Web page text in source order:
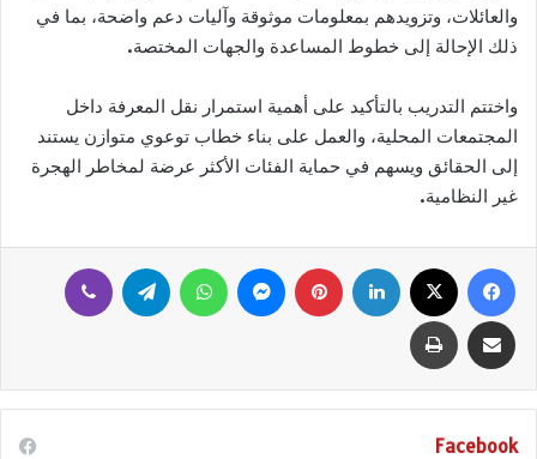
والعائلات، وتزويدهم بمعلومات موثوقة وآليات دعم واضحة، بما في
ذلك الإحالة إلى خطوط المساعدة والجهات المختصة.
واختتم التدريب بالتأكيد على أهمية استمرار نقل المعرفة داخل
المجتمعات المحلية، والعمل على بناء خطاب توعوي متوازن يستند
إلى الحقائق ويسهم في حماية الفئات الأكثر عرضة لمخاطر الهجرة
غير النظامية.
Facebook